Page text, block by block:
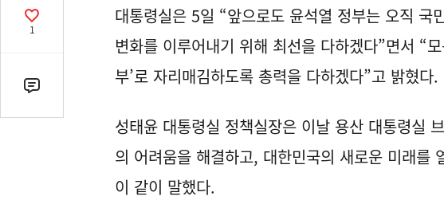
기
공
감
1
댓
글
대통령실은 5일 “앞으로도 윤석열 정부는 오직 국
변화를 이루어내기 위해 최선을 다하겠다”면서 “
부’로 자리매김하도록 총력을 다하겠다”고 밝혔다.
성태윤 대통령실 정책실장은 이날 용산 대통령실
의 어려움을 해결하고, 대한민국의 새로운 미래를
이 같이 말했다.